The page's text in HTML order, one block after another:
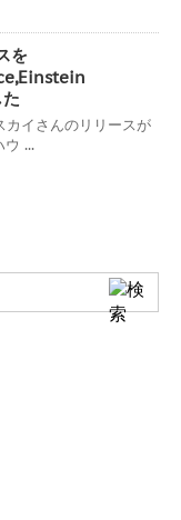
を
イさんのリリースが
ウ ...